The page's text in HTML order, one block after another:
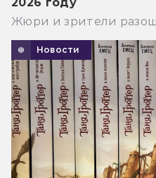
Жюри и зрители
Новости